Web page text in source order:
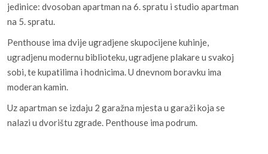
jedinice: dvosoban apartman na 6. spratu i studio apartman
na 5. spratu.
Penthouse ima dvije ugradjene skupocijene kuhinje,
ugradjenu modernu biblioteku, ugradjene plakare u svakoj
sobi, te kupatilima i hodnicima. U dnevnom boravku ima
moderan kamin.
Uz apartman se izdaju 2 garažna mjesta u garaži koja se
nalazi u dvorištu zgrade. Penthouse ima podrum.